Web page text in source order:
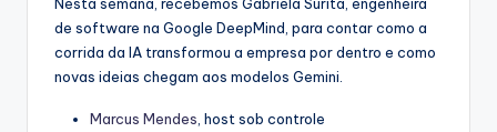
Nesta semana, recebemos Gabriela Surita, engenheira
de software na Google DeepMind, para contar como a
corrida da IA transformou a empresa por dentro e como
novas ideias chegam aos modelos Gemini.
⁠⁠Marcus Mendes⁠⁠, host sob controle